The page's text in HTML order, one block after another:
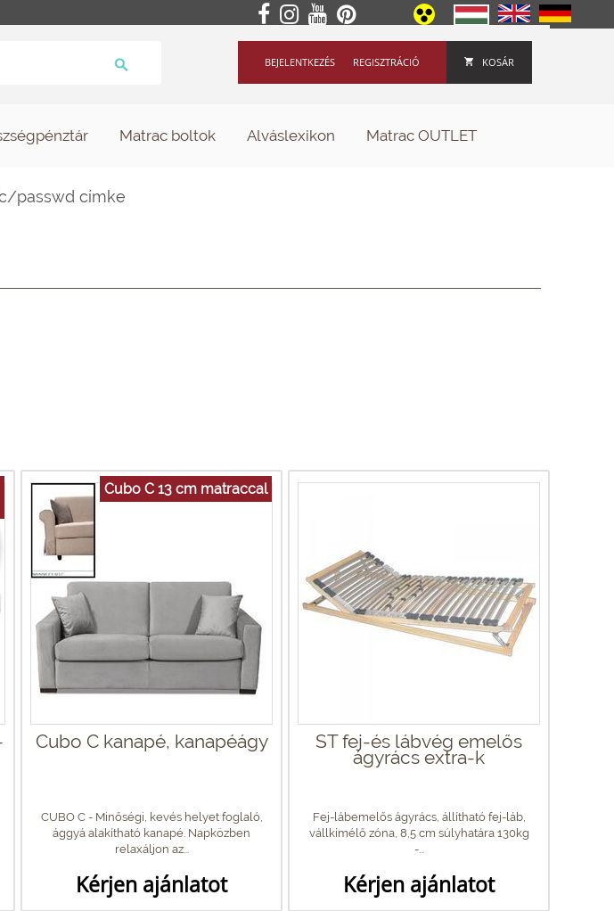
KOSÁR
REGISZTRÁCIÓ
BEJELENTKEZÉS
Matrac boltok Alváslexikon Matrac OUTLET
passwd címke
Cubo C 13 cm matraccal
Cubo C kanapé, kanapéágy
CUBO C - Minőségi, kevés helyet foglaló,
ággyá alakítható kanapé. Napközben
relaxáljon az...
Kérjen ajánlatot
ST fej-és lábvég emelős
ágyrács extra-k
Fej-lábemelős ágyrács, állítható fej-láb,
vállkímélő zóna, 8,5 cm súlyhatára 130kg
-...
Kérjen ajánlatot